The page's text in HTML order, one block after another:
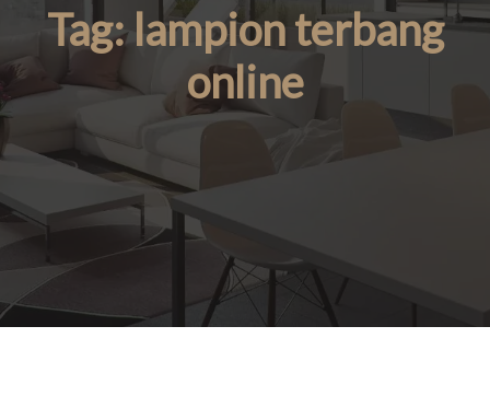
Tag:lampion terbang
online